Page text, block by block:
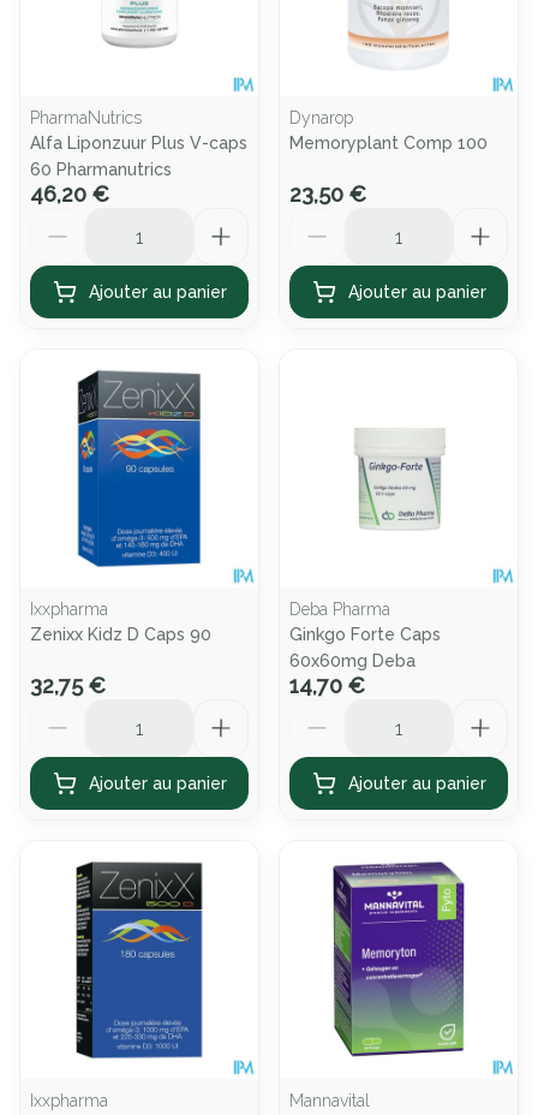
PharmaNutrics
Alfa Liponzuur Plus V-caps
60 Pharmanutrics
46,20 €
Ajouter au panier
Dynarop
Memoryplant Comp 100
23,50 €
Ajouter au panier
Ixxpharma
Zenixx Kidz D Caps 90
32,75 €
Ajouter au panier
Deba Pharma
Ginkgo Forte Caps
60x60mg Deba
14,70 €
Ajouter au panier
Ixxpharma
Mannavital